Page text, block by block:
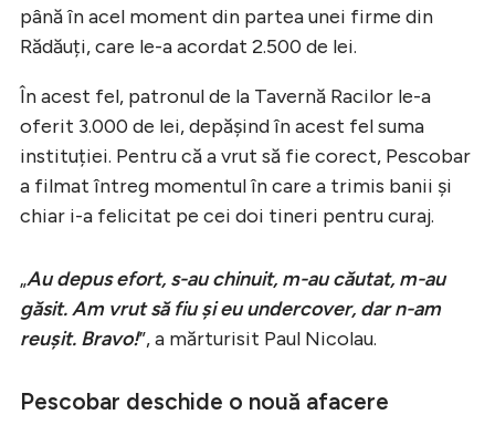
până în acel moment din partea unei firme din
Rădăuți, care le-a acordat 2.500 de lei.
În acest fel, patronul de la Tavernă Racilor le-a
oferit 3.000 de lei, depășind în acest fel suma
instituției. Pentru că a vrut să fie corect, Pescobar
a filmat întreg momentul în care a trimis banii și
chiar i-a felicitat pe cei doi tineri pentru curaj.
„Au depus efort, s-au chinuit, m-au căutat, m-au
găsit. Am vrut să fiu și eu undercover, dar n-am
reușit. Bravo!”, a mărturisit Paul Nicolau.
Pescobar deschide o nouă afacere